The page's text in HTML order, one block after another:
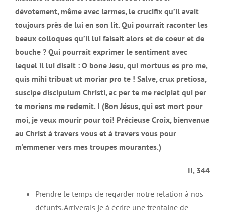
dévotement, même avec larmes, le crucifix qu’il avait
toujours près de lui en son lit. Qui pourrait raconter les
beaux colloques qu’il lui faisait alors et de coeur et de
bouche ? Qui pourrait exprimer le sentiment avec
lequel il lui disait : O bone Jesu, qui mortuus es pro me,
quis mihi tribuat ut moriar pro te ! Salve, crux pretiosa,
suscipe discipulum Christi, ac per te me recipiat qui per
te moriens me redemit. ! (Bon Jésus, qui est mort pour
moi, je veux mourir pour toi! Précieuse Croix, bienvenue
au Christ à travers vous et à travers vous pour
m’emmener vers mes troupes mourantes.)
II, 344
Prendre le temps de regarder notre relation à nos
défunts. Arriverais je à écrire une trentaine de